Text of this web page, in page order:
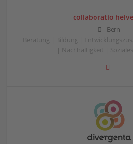
collaboratio
Bern
Beratung | Bildung |
| Nachhaltigkeit |